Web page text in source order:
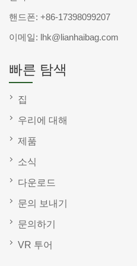
핸드폰: +86-17398099207
이메일: lhk@lianhaibag.com
빠른 탐색
집
우리에 대해
제품
소식
다운로드
문의 보내기
문의하기
VR 투어